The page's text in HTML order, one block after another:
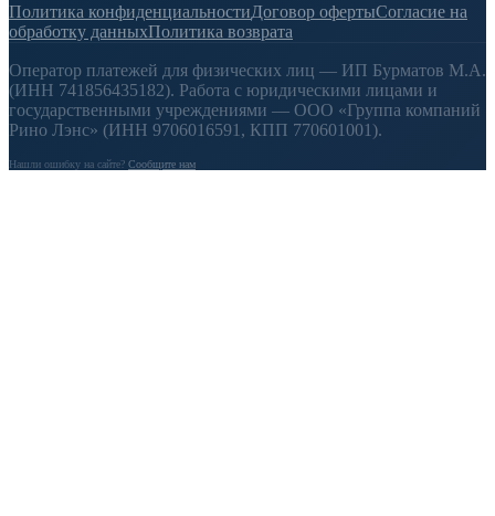
Политика конфиденциальностиДоговор офертыСогласие на
обработку данныхПолитика возврата
Оператор платежей для физических лиц — ИП Бурматов М.А.
(ИНН 741856435182). Работа с юридическими лицами и
государственными учреждениями — ООО «Группа компаний
Рино Лэнс» (ИНН 9706016591, КПП 770601001).
Нашли ошибку на сайте? Сообщите нам